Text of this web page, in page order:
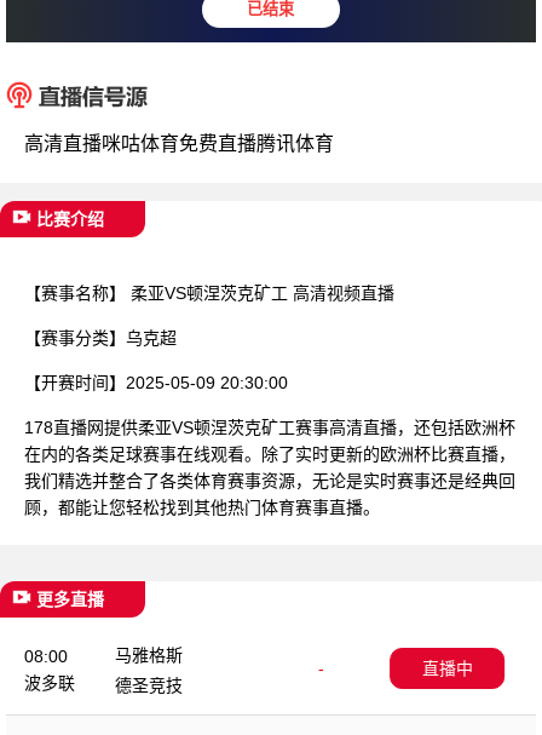
柔亚 : 顿涅茨
高清直播咪咕体育免费直播腾讯体育
比赛介绍
【赛事名称】 柔亚VS顿涅茨克矿工 高清视频直播
【赛事分类】 乌克超
【开赛时间】 2025-05-09 20:30:00
178直播网提供柔亚VS顿涅茨克矿工赛事高清直播，还包括欧洲杯
在内的各类足球赛事在线观看。除了实时更新的欧洲杯比赛直播，
我们精选并整合了各类体育赛事资源，无论是实时赛事还是经典回
顾，都能让您轻松找到其他热门体育赛事直播。
更多直播
08:00
波多联
马雅格斯
-
德圣竞技
直播中